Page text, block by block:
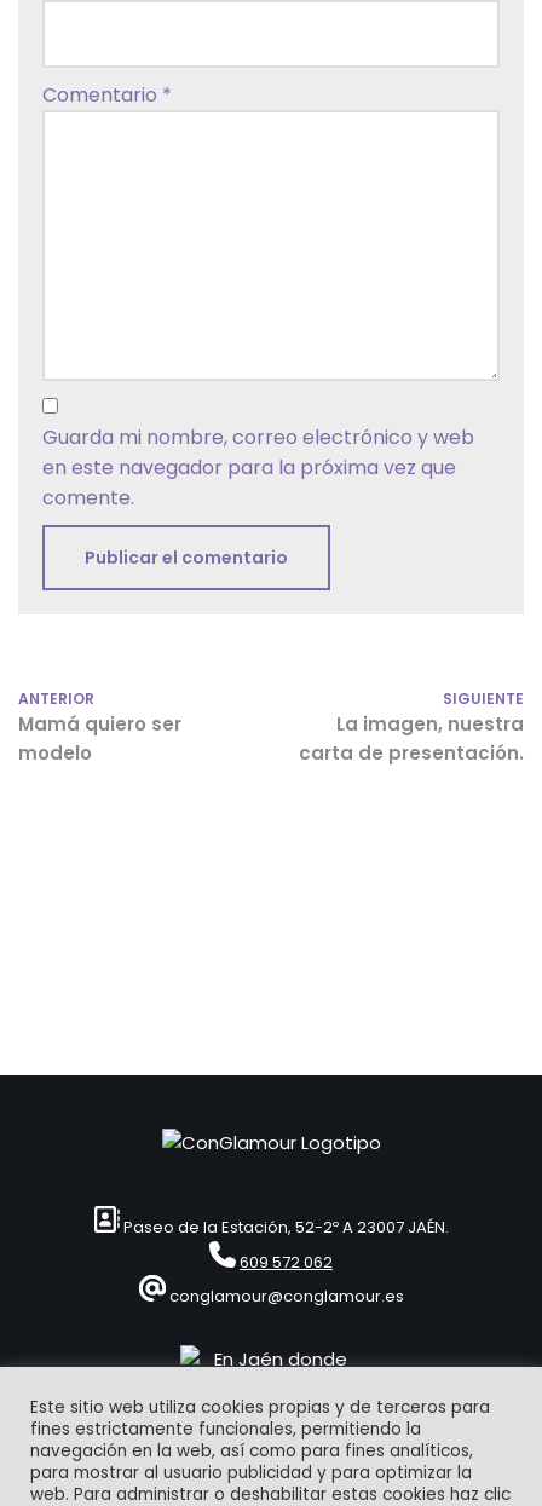
Comentario *
Guarda mi nombre, correo electrónico y web
en este navegador para la próxima vez que
comente.
ANTERIOR
Mamá quiero ser
modelo
SIGUIENTE
La imagen, nuestra
carta de presentación.
Paseo de la Estación, 52-2º A 23007 JAÉN.
609 572 062
conglamour@conglamour.es
Este sitio web utiliza cookies propias y de terceros para
fines estrictamente funcionales, permitiendo la
navegación en la web, así como para fines analíticos,
para mostrar al usuario publicidad y para optimizar la
web. Para administrar o deshabilitar estas cookies haz clic